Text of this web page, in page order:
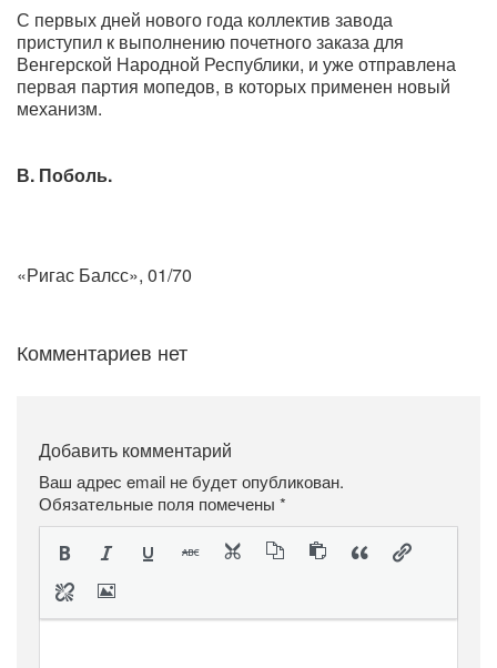
С первых дней нового года коллектив завода
приступил к выполнению почетного заказа для
Венгерской Народной Республики, и уже отправлена
первая партия мопедов, в которых применен новый
механизм.
В. Поболь.
«Ригас Балсс», 01/70
Комментариев нет
Добавить комментарий
Ваш адрес email не будет опубликован.
Обязательные поля помечены *